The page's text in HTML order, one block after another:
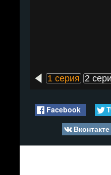
1 серия 2
Facebook
Вконтакте